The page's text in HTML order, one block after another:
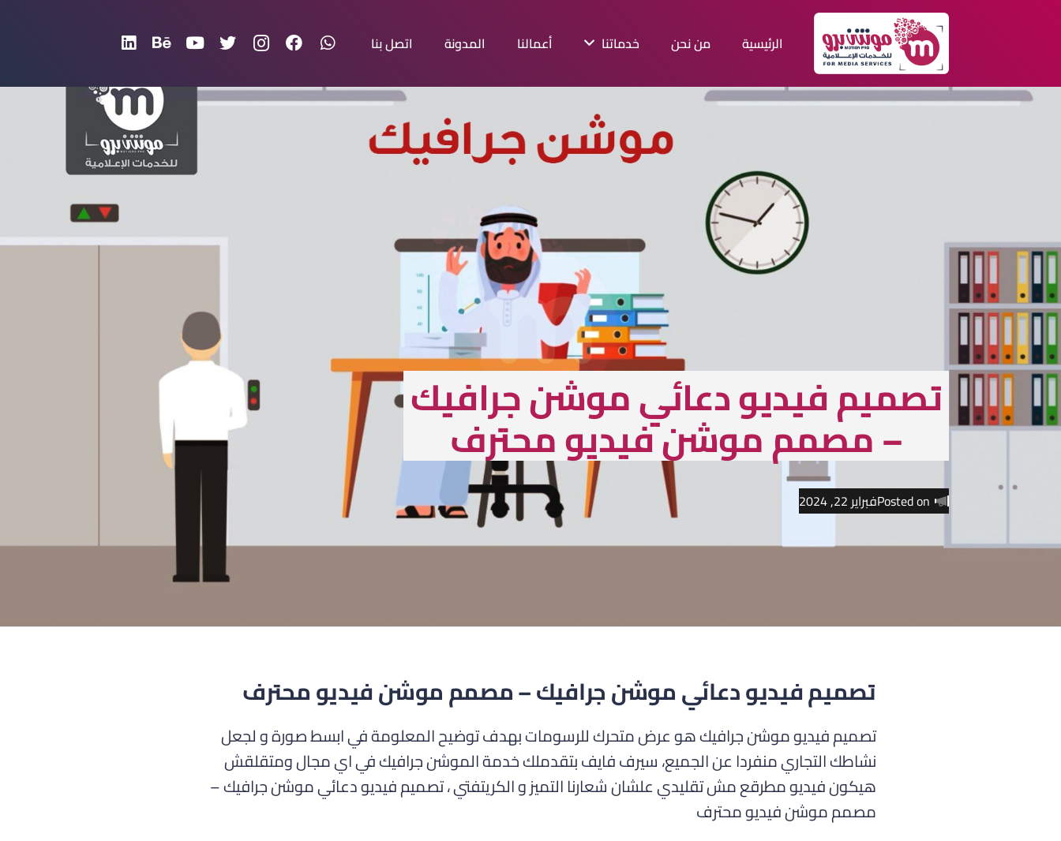
الرئيسية من نحن خدماتنا أعمالنا المدونة اتصل بنا
تصميم فيديو دعائي موشن جرافيك
– مصمم موشن فيديو محترف
Posted onفبراير 22, 2024
تصميم فيديو دعائي موشن جرافيك – مصمم موشن فيديو محترف
تصميم فيديو موشن جرافيك هو عرض متحرك للرسومات بهدف توضيح المعلومة في ابسط صورة و لجعل
نشاطك التجاري منفردا عن الجميع، سيرف فايف بتقدملك خدمة الموشن جرافيك في اي مجال ومتقلقش
هيكون فيديو مطرقع مش تقليدي علشان شعارنا التميز و الكريتفتي ، تصميم فيديو دعائي موشن جرافيك –
مصمم موشن فيديو محترف